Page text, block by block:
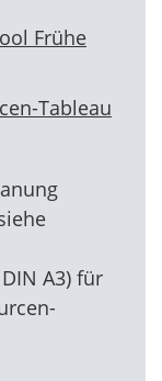
Frühe
Tableau
A3) für